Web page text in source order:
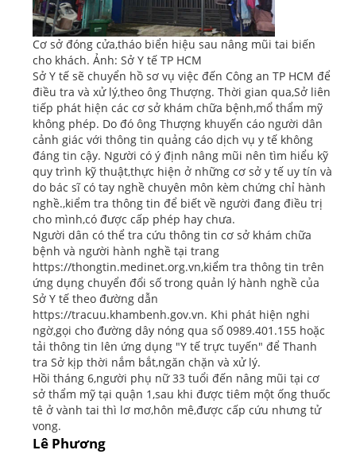
Cơ sở đóng cửa,tháo biển hiệu sau nâng mũi tai biến
cho khách. Ảnh: Sở Y tế TP HCM
Sở Y tế sẽ chuyển hồ sơ vụ việc đến Công an TP HCM để
điều tra và xử lý,theo ông Thượng. Thời gian qua,Sở liên
tiếp phát hiện các cơ sở khám chữa bệnh,mổ thẩm mỹ
không phép. Do đó ông Thượng khuyến cáo người dân
cảnh giác với thông tin quảng cáo dịch vụ y tế không
đáng tin cậy. Người có ý định nâng mũi nên tìm hiểu kỹ
quy trình kỹ thuật,thực hiện ở những cơ sở y tế uy tín và
do bác sĩ có tay nghề chuyên môn kèm chứng chỉ hành
nghề.,kiểm tra thông tin để biết về người đang điều trị
cho mình,có được cấp phép hay chưa.
Người dân có thể tra cứu thông tin cơ sở khám chữa
bệnh và người hành nghề tại trang
https://thongtin.medinet.org.vn,kiểm tra thông tin trên
ứng dụng chuyển đổi số trong quản lý hành nghề của
Sở Y tế theo đường dẫn
https://tracuu.khambenh.gov.vn. Khi phát hiện nghi
ngờ,gọi cho đường dây nóng qua số 0989.401.155 hoặc
tải thông tin lên ứng dụng "Y tế trực tuyến" để Thanh
tra Sở kịp thời nắm bắt,ngăn chặn và xử lý.
Hồi tháng 6,người phụ nữ 33 tuổi đến nâng mũi tại cơ
sở thẩm mỹ tại quận 1,sau khi được tiêm một ống thuốc
tê ở vành tai thì lơ mơ,hôn mê,được cấp cứu nhưng tử
vong.
Lê Phương